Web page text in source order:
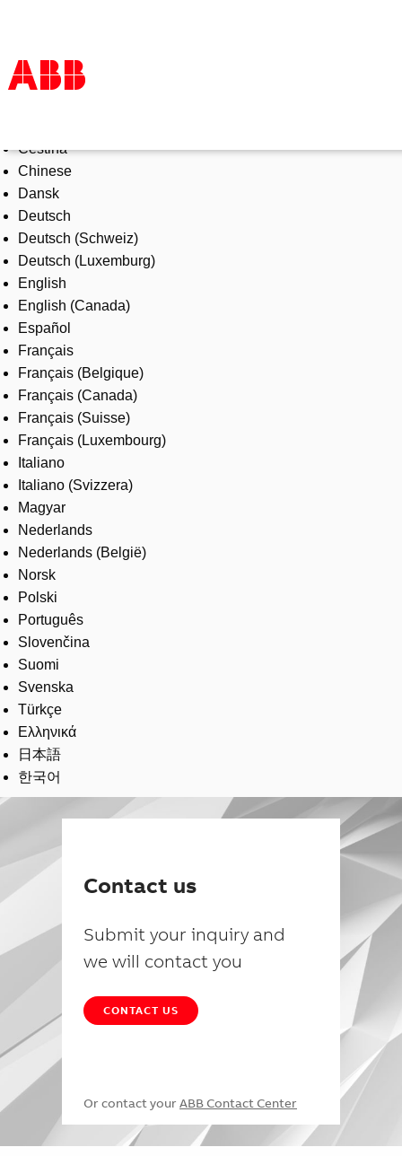
Products & Solutions
Industries
Services
About us
Where to buy
Contact us
Careers
Čeština
Chinese
Dansk
Deutsch
Deutsch (Schweiz)
Deutsch (Luxemburg)
English
English (Canada)
Español
Français
Français (Belgique)
Français (Canada)
Français (Suisse)
Français (Luxembourg)
Italiano
Italiano (Svizzera)
Magyar
Nederlands
Nederlands (België)
Norsk
Polski
Português
Slovenčina
Suomi
Svenska
Türkçe
Ελληνικά
日本語
한국어
Contact us
Submit your inquiry and
we will contact you
CONTACT US
Or contact your ABB Contact Center